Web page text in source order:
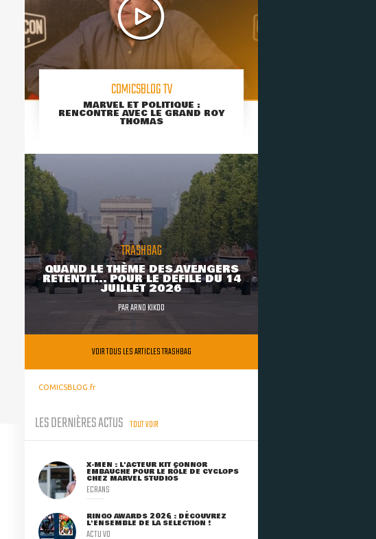
COMICSBLOG TV
MARVEL ET POLITIQUE :
RENCONTRE AVEC LE GRAND ROY
THOMAS
TRASHBAG
QUAND LE THÈME DES AVENGERS
RETENTIT... POUR LE DÉFILÉ DU 14
JUILLET 2026
PARARNO KIKOO
VOIR TOUS LES ARTICLES TRASHBAG
COMICSBLOG.fr
LES DERNIÈRES ACTUS TOUT VOIR
X-MEN : L'ACTEUR KIT CONNOR
EMBAUCHÉ POUR LE RÔLE DE CYCLOPS
CHEZ MARVEL STUDIOS
ECRANS
RINGO AWARDS 2026 : DÉCOUVREZ
L'ENSEMBLE DE LA SÉLECTION !
ACTU VO